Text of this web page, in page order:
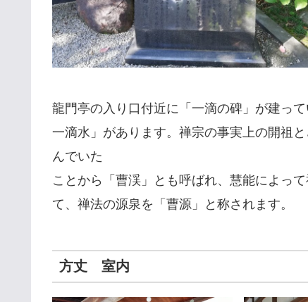
龍門亭の入り口付近に「一滴の碑」が建っ
一滴水」があります。禅宗の事実上の開祖
んでいた
ことから「曹渓」とも呼ばれ、慧能によっ
て、禅法の源泉を「曹源」と称されます。
方丈 室内